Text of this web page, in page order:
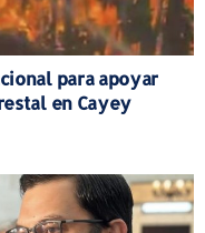
para apoyar
en Cayey